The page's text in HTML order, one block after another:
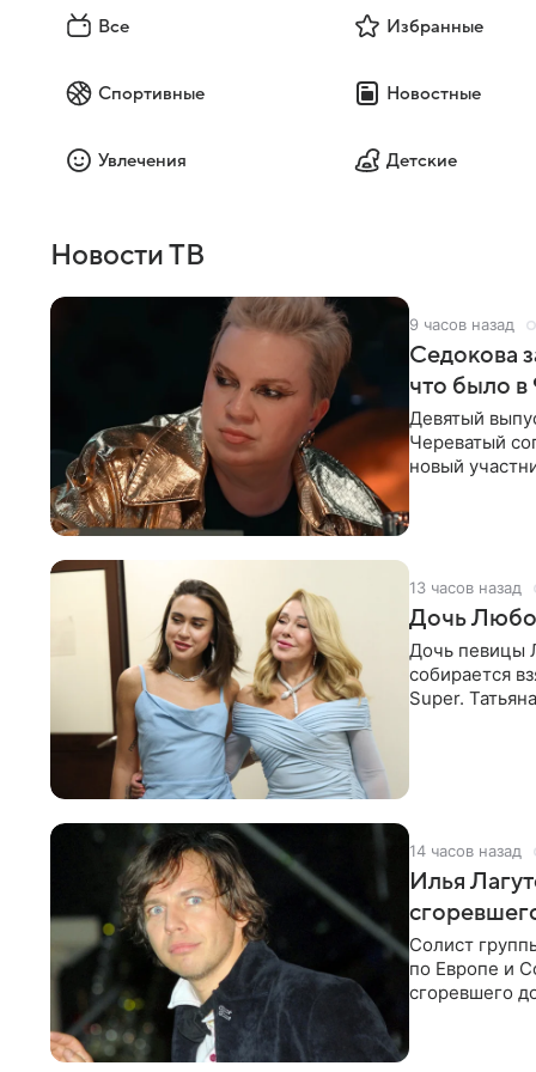
Все Избранные
Спортивные Новостные
Увлечения Детские
Новости ТВ
9 часов назад
Седокова
что было
Девятый
Череватый
новый
13 часов назад
Дочь
Дочь певицы
собирается
Super.
14 часов назад
Илья
Солист
по Европе и
сгоревшего